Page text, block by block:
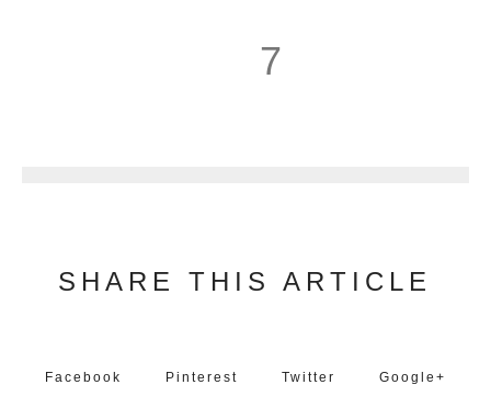
7
SHARE THIS ARTICLE
Facebook Pinterest Twitter Google+